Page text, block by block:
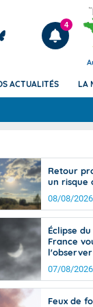
Articles
4
de
des
Bulletins
Météo
Vigicrues
ACTUALITÉS LA
Retour
un risque
08/08/2026
Éclipse
France
l'observer
07/08/2026
Feux de